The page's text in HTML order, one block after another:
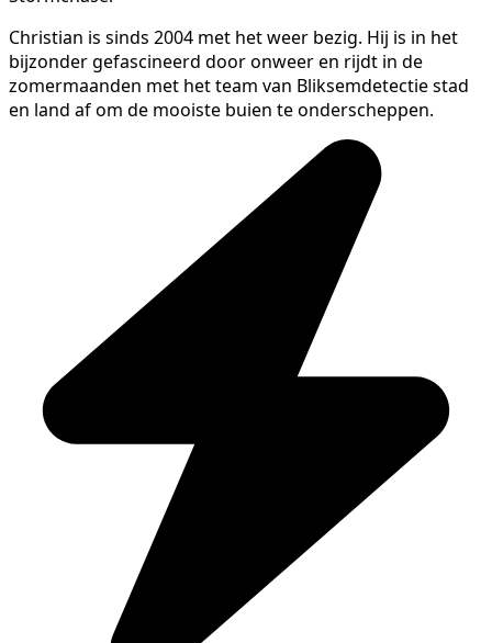
Christian is sinds 2004 met het weer bezig. Hij is in het
bijzonder gefascineerd door onweer en rijdt in de
zomermaanden met het team van Bliksemdetectie stad
en land af om de mooiste buien te onderscheppen.